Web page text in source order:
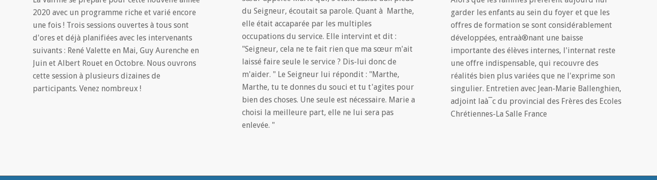
2020 avec un programme riche et varié encore
une fois ! Trois sessions ouvertes à tous sont
d'ores et déjà planifiées avec les intervenants
suivants : René Valette en Mai, Guy Aurenche en
Juin et Albert Rouet en Octobre. Nous ouvrons
cette session à plusieurs dizaines de
participants. Venez nombreux !
du Seigneur, écoutait sa parole. Quant à Marthe,
elle était accaparée par les multiples
occupations du service. Elle intervint et dit :
"Seigneur, cela ne te fait rien que ma sœur m'ait
laissé faire seule le service ? Dis-lui donc de
m'aider. " Le Seigneur lui répondit : "Marthe,
Marthe, tu te donnes du souci et tu t'agites pour
bien des choses. Une seule est nécessaire. Marie a
choisi la meilleure part, elle ne lui sera pas
enlevée. "
garder les enfants au sein du foyer et que les
offres de formation se sont considérablement
développées, entraà®nant une baisse
importante des élèves internes, l'internat reste
une offre indispensable, qui recouvre des
réalités bien plus variées que ne l'exprime son
singulier. Entretien avec Jean-Marie Ballenghien,
adjoint laà¯c du provincial des Frères des Ecoles
Chrétiennes-La Salle France